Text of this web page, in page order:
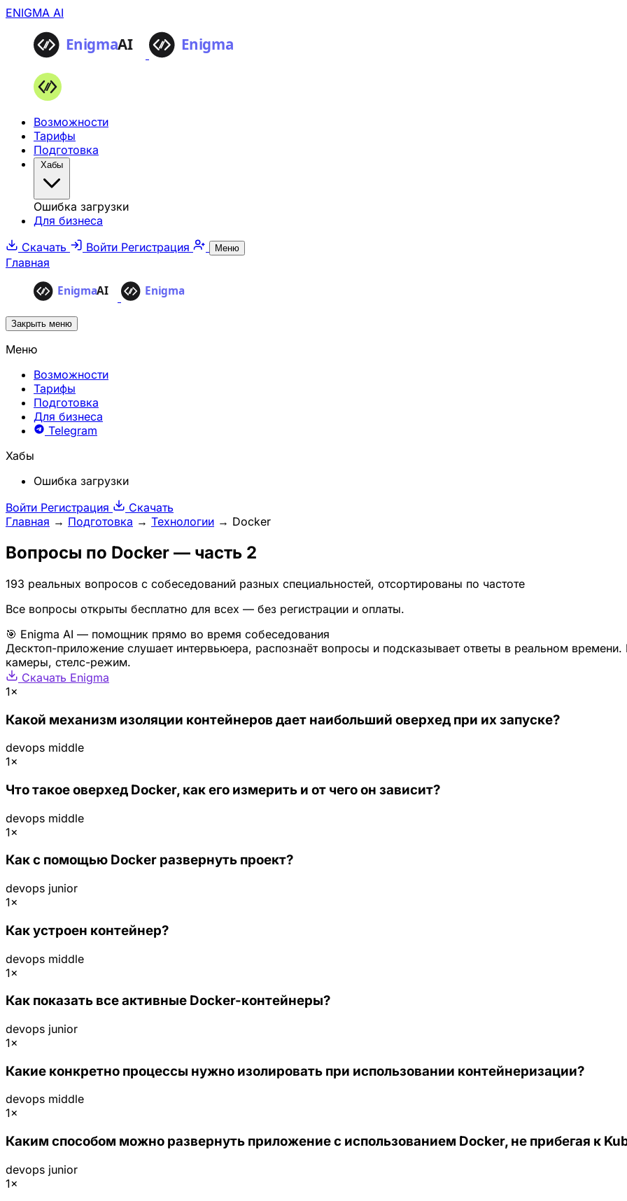
ENIGMA AI
Возможности
Тарифы
Подготовка
Хабы
Ошибка загрузки
Для бизнеса
Скачать
Войти Регистрация Меню
Главная
Закрыть меню
Меню
Возможности
Тарифы
Подготовка
Для бизнеса
Telegram
Хабы
Ошибка загрузки
Войти Регистрация
Скачать
Главная → Подготовка → Технологии → Docker
Вопросы по Docker — часть 2
193 реальных вопросов с собеседований разных специальностей, отсортированы по частоте
Все вопросы открыты бесплатно для всех — без регистрации и оплаты.
🎯 Enigma AI — помощник прямо во время собеседования
Десктоп-приложение слушает интервьюера, распознаёт вопросы и подсказывает ответы в реальном
камеры, стелс-режим.
Скачать Enigma
1×
Какой механизм изоляции контейнеров дает наибольший оверхед при их запуске?
devops middle
1×
Что такое оверхед Docker, как его измерить и от чего он зависит?
devops middle
1×
Как с помощью Docker развернуть проект?
devops junior
1×
Как устроен контейнер?
devops middle
1×
Как показать все активные Docker-контейнеры?
devops junior
1×
Какие конкретно процессы нужно изолировать при использовании контейнеризации?
devops middle
1×
Каким способом можно развернуть приложение с использованием Docker, не прибегая к
devops junior
1×